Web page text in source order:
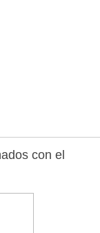
con el